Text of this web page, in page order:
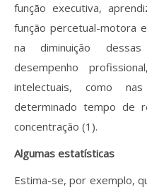
função executiva,
função percetual-motora
na diminuição
desempenho
intelectuais, como
determinado tempo de
concentração (1).
Algumas estatísticas
Estima-se, por exemplo,